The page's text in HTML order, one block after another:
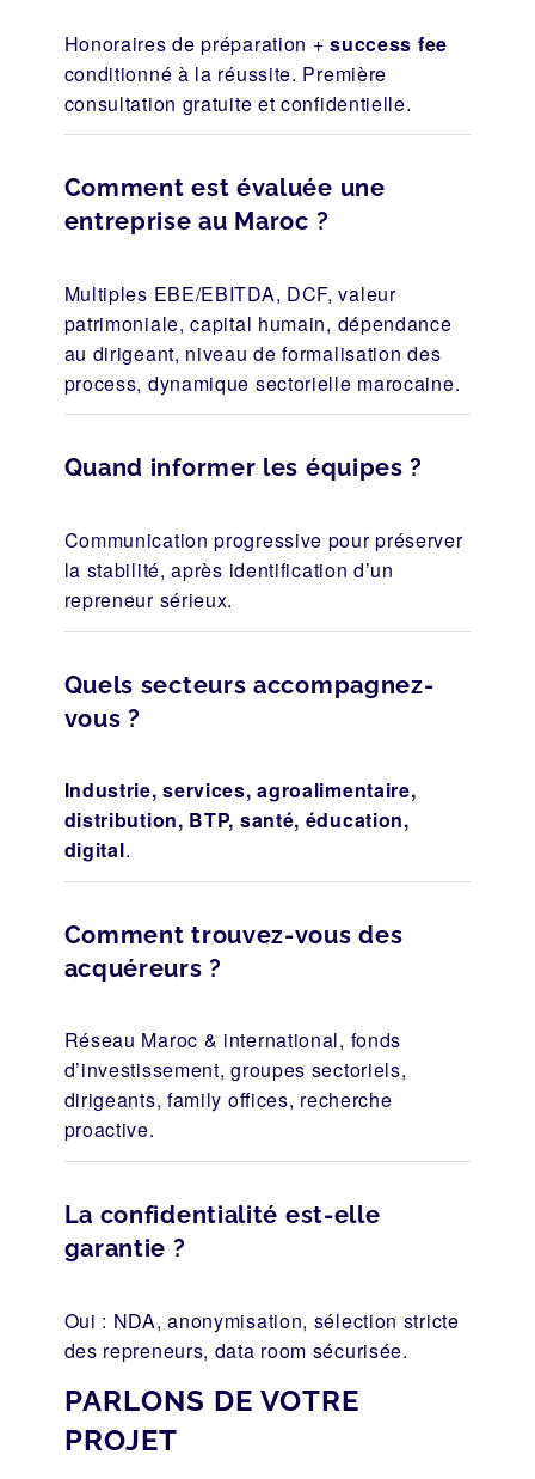
Honoraires de préparation +success fee
conditionné à la réussite. Première
consultation gratuite et confidentielle.
Comment est évaluée une
entreprise au Maroc ?
Multiples EBE/EBITDA, DCF, valeur
patrimoniale, capital humain, dépendance
au dirigeant, niveau de formalisation des
process, dynamique sectorielle marocaine.
Quand informer les équipes ?
Communication progressive pour préserver
la stabilité, après identification d’un
repreneur sérieux.
Quels secteurs accompagnez-
vous ?
Industrie, services, agroalimentaire,
distribution, BTP, santé, éducation,
digital.
Comment trouvez-vous des
acquéreurs ?
Réseau Maroc & international, fonds
d’investissement, groupes sectoriels,
dirigeants, family offices, recherche
proactive.
La confidentialité est-elle
garantie ?
Oui : NDA, anonymisation, sélection stricte
des repreneurs, data room sécurisée.
PARLONS DE VOTRE
PROJET